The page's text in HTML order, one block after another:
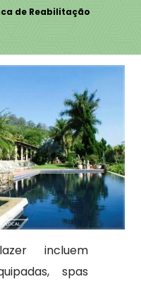
de Reabilitação
incluem
spas